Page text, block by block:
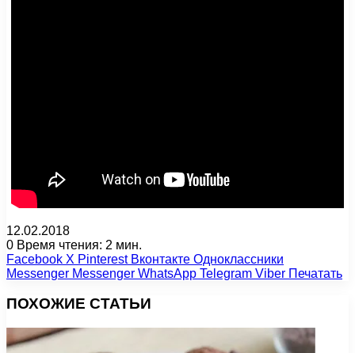
12.02.2018
0 Время чтения: 2 мин.
Facebook X Pinterest Вконтакте Одноклассники
Messenger Messenger WhatsApp Telegram Viber Печатать
ПОХОЖИЕ СТАТЬИ